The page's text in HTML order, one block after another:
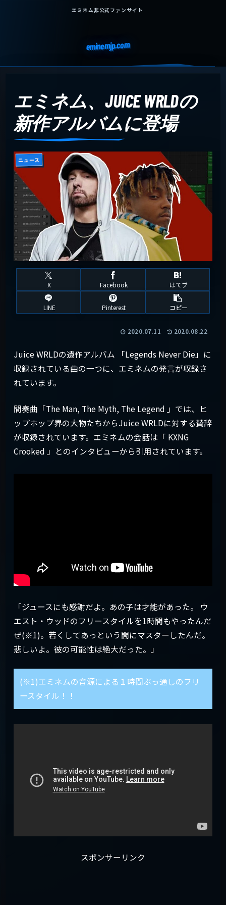
エミネム非公式ファンサイト
eminemjp.com
エミネム、JUICE WRLDの
新作アルバムに登場
ニュース
X Facebook はてブ
LINE Pinterest コピー
2020.07.11 2020.08.22
Juice WRLDの遺作アルバム 「Legends Never Die」に
収録されている曲の一つに、エミネムの発言が収録さ
れています。
間奏曲「The Man, The Myth, The Legend 」では、ヒ
ップホップ界の大物たちからJuice WRLDに対する賛辞
が収録されています。エミネムの会話は「 KXNG
Crooked 」とのインタビューから引用されています。
「ジュースにも感謝だよ。あの子は才能があった。 ウ
エスト・ウッドのフリースタイルを1時間もやったんだ
ぜ(※1)。若くしてあっという間にマスターしたんだ。
悲しいよ。彼の可能性は絶大だった。」
(※1)エミネムの音源による１時間ぶっ通しのフリ
ースタイル！！
スポンサーリンク